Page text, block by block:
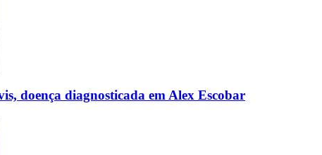
doença diagnosticada em Alex Escobar